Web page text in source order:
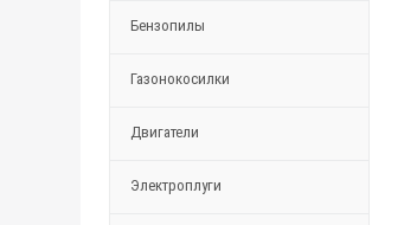
Бензопилы
Газонокосилки
Двигатели
Электроплуги